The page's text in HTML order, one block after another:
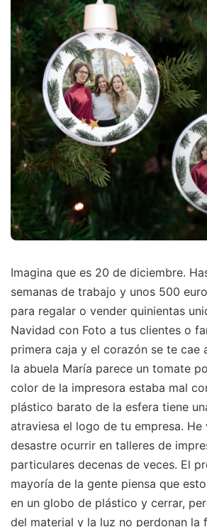
Imagina que es 20 de diciembre.
semanas de trabajo y unos 500
para regalar o vender quinientas
Navidad con Foto a tus clientes o
primera caja y el corazón se te cae
la abuela María parece un tomate
color de la impresora estaba mal
plástico barato de la esfera tiene
atraviesa el logo de tu empresa. He
desastre ocurrir en talleres de
particulares decenas de veces. El
mayoría de la gente piensa que
en un globo de plástico y cerrar,
del material y la luz no perdonan la